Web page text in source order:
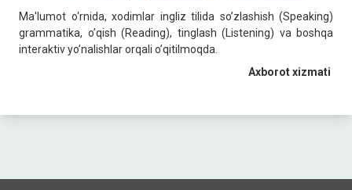
Ma'lumot o‘rnida, xodimlar ingliz tilida so’zlashish (Speaking)
grammatika, o’qish (Reading), tinglash (Listening) va boshqa
interaktiv yo’nalishlar orqali o’qitilmoqda.
Axborotxizmati